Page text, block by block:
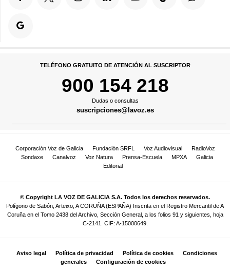
TELÉFONO GRATUITO DE ATENCIÓN AL SUSCRIPTOR
900 154 218
Dudas o consultas
suscripciones@lavoz.es
Corporación Voz de Galicia Fundación SRFL Voz Audiovisual
RadioVoz
Sondaxe
Canalvoz Voz Natura Prensa-Escuela MPXA
Galicia
Editorial
© Copyright LA VOZ DE GALICIA S.A. Todos los derechos reservados.
Polígono de Sabón, Arteixo, A CORUÑA (ESPAÑA) Inscrita en el Registro Mercantil de A
Coruña en el Tomo 2438 del Archivo, Sección General, a los folios 91 y siguientes, hoja
C-2141. CIF: A-15000649.
Aviso legal Política de privacidad Política de cookies
Condiciones
generales
Configuración de cookies